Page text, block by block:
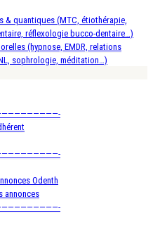
& quantiques (MTC, étiothérapie,
réflexologie bucco-dentaire…)
(hypnose, EMDR, relations
sophrologie, méditation…)
Odenth
annonces